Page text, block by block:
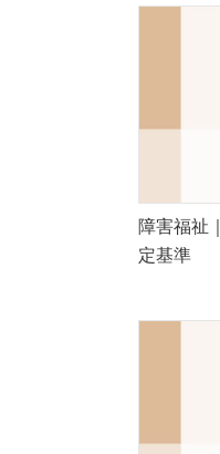
障害福祉
定基準